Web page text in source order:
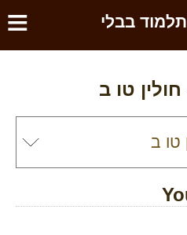
≡ תלמוד בבלי
חולין טו ב